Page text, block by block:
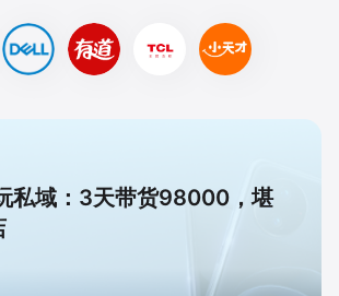
私域：3天带货98000，堪